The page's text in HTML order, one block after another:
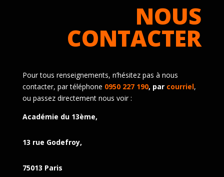
NOUS
CONTACTER
Pour tous renseignements, n’hésitez pas à nous
contacter, par téléphone 0950 227 190, par courriel,
ou passez directement nous voir :
Académie du 13ème,
13 rue Godefroy,
75013 Paris